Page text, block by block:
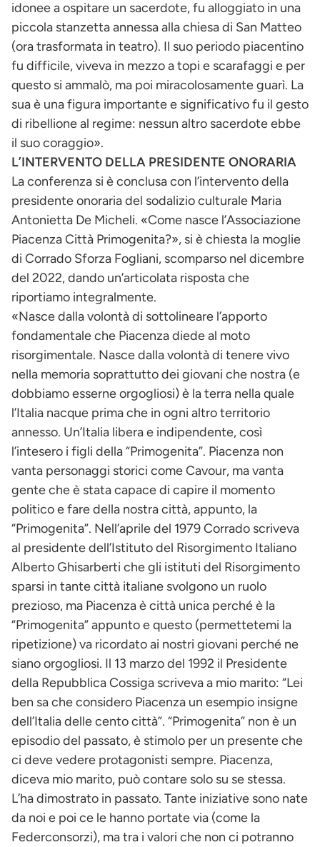
idonee a ospitare un sacerdote, fu alloggiato in una
piccola stanzetta annessa alla chiesa di San Matteo
(ora trasformata in teatro). Il suo periodo piacentino
fu difficile, viveva in mezzo a topi e scarafaggi e per
questo si ammalò, ma poi miracolosamente guarì. La
sua è una figura importante e significativo fu il gesto
di ribellione al regime: nessun altro sacerdote ebbe
il suo coraggio».
L’INTERVENTO DELLA PRESIDENTE ONORARIA
La conferenza si è conclusa con l’intervento della
presidente onoraria del sodalizio culturale Maria
Antonietta De Micheli. «Come nasce l’Associazione
Piacenza Città Primogenita?», si è chiesta la moglie
di Corrado Sforza Fogliani, scomparso nel dicembre
del 2022, dando un’articolata risposta che
riportiamo integralmente.
«Nasce dalla volontà di sottolineare l’apporto
fondamentale che Piacenza diede al moto
risorgimentale. Nasce dalla volontà di tenere vivo
nella memoria soprattutto dei giovani che nostra (e
dobbiamo esserne orgogliosi) è la terra nella quale
l’Italia nacque prima che in ogni altro territorio
annesso. Un’Italia libera e indipendente, così
l’intesero i figli della “Primogenita”. Piacenza non
vanta personaggi storici come Cavour, ma vanta
gente che è stata capace di capire il momento
politico e fare della nostra città, appunto, la
“Primogenita”. Nell’aprile del 1979 Corrado scriveva
al presidente dell’Istituto del Risorgimento Italiano
Alberto Ghisarberti che gli istituti del Risorgimento
sparsi in tante città italiane svolgono un ruolo
prezioso, ma Piacenza è città unica perché è la
“Primogenita” appunto e questo (permettetemi la
ripetizione) va ricordato ai nostri giovani perché ne
siano orgogliosi. Il 13 marzo del 1992 il Presidente
della Repubblica Cossiga scriveva a mio marito: “Lei
ben sa che considero Piacenza un esempio insigne
dell’Italia delle cento città”. “Primogenita” non è un
episodio del passato, è stimolo per un presente che
ci deve vedere protagonisti sempre. Piacenza,
diceva mio marito, può contare solo su se stessa.
L’ha dimostrato in passato. Tante iniziative sono nate
da noi e poi ce le hanno portate via (come la
Federconsorzi), ma tra i valori che non ci potranno